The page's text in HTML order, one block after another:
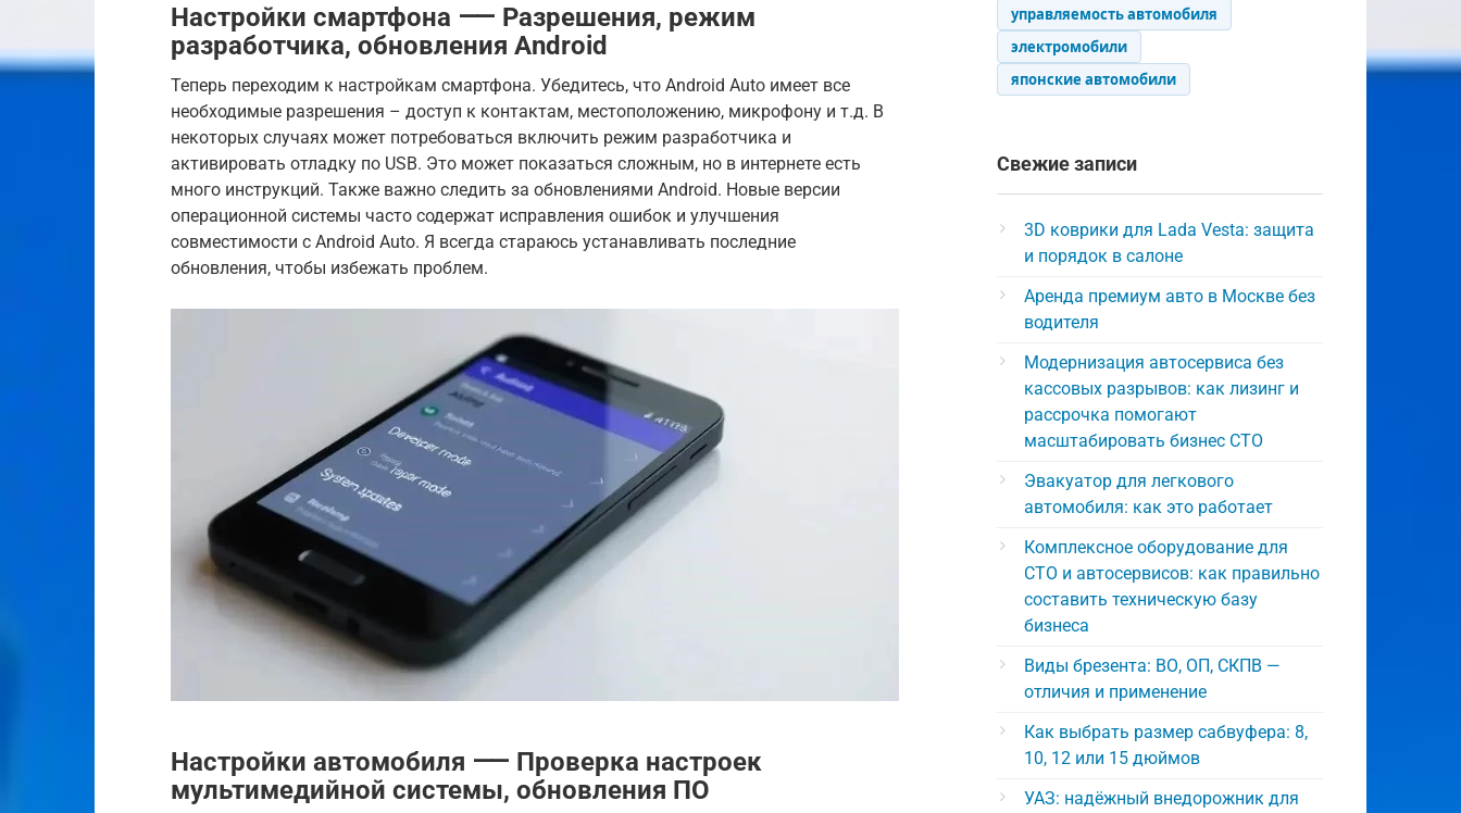
Настройки смартфона ⸺ Разрешения, режим
разработчика, обновления Android
Теперь переходим к настройкам смартфона. Убедитесь, что Android Auto имеет все
необходимые разрешения – доступ к контактам, местоположению, микрофону и т.д. В
некоторых случаях может потребоваться включить режим разработчика и
активировать отладку по USB. Это может показаться сложным, но в интернете есть
много инструкций. Также важно следить за обновлениями Android. Новые версии
операционной системы часто содержат исправления ошибок и улучшения
совместимости с Android Auto. Я всегда стараюсь устанавливать последние
обновления, чтобы избежать проблем.
Настройки автомобиля ⸺ Проверка настроек
мультимедийной системы, обновления ПО
управляемость автомобиля
электромобили
японские автомобили
Свежие записи
3D коврики для Lada Vesta: защита
и порядок в салоне
Аренда премиум авто в Москве без
водителя
Модернизация автосервиса без
кассовых разрывов: как лизинг и
рассрочка помогают
масштабировать бизнес СТО
Эвакуатор для легкового
автомобиля: как это работает
Комплексное оборудование для
СТО и автосервисов: как правильно
составить техническую базу
бизнеса
Виды брезента: ВО, ОП, СКПВ —
отличия и применение
Как выбрать размер сабвуфера: 8,
10, 12 или 15 дюймов
УАЗ: надёжный внедорожник для